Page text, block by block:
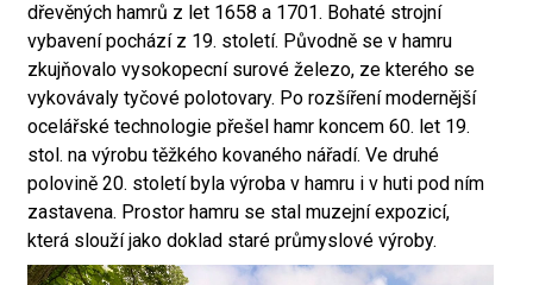
dřevěných hamrů z let 1658 a 1701. Bohaté strojní
vybavení pochází z 19. století. Původně se v hamru
zkujňovalo vysokopecní surové železo, ze kterého se
vykovávaly tyčové polotovary. Po rozšíření modernější
ocelářské technologie přešel hamr koncem 60. let 19.
stol. na výrobu těžkého kovaného nářadí. Ve druhé
polovině 20. století byla výroba v hamru i v huti pod ním
zastavena. Prostor hamru se stal muzejní expozicí,
která slouží jako doklad staré průmyslové výroby.